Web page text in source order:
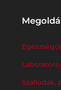
Szállodák,